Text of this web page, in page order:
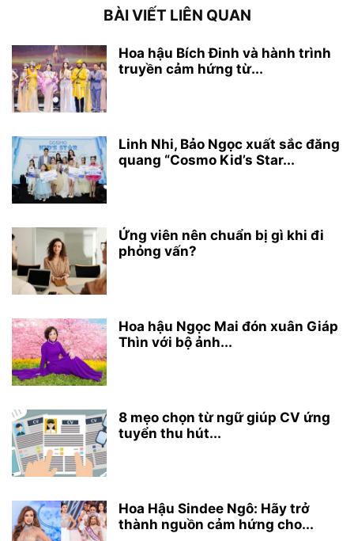
BÀI VIẾT LIÊN QUAN
Hoa hậu Bích Đinh và hành trình
truyền cảm hứng từ...
Linh Nhi, Bảo Ngọc xuất sắc đăng
quang “Cosmo Kid’s Star...
Ứng viên nên chuẩn bị gì khi đi
phỏng vấn?
Hoa hậu Ngọc Mai đón xuân Giáp
Thìn với bộ ảnh...
8 mẹo chọn từ ngữ giúp CV ứng
tuyển thu hút...
Hoa Hậu Sindee Ngô: Hãy trở
thành nguồn cảm hứng cho...